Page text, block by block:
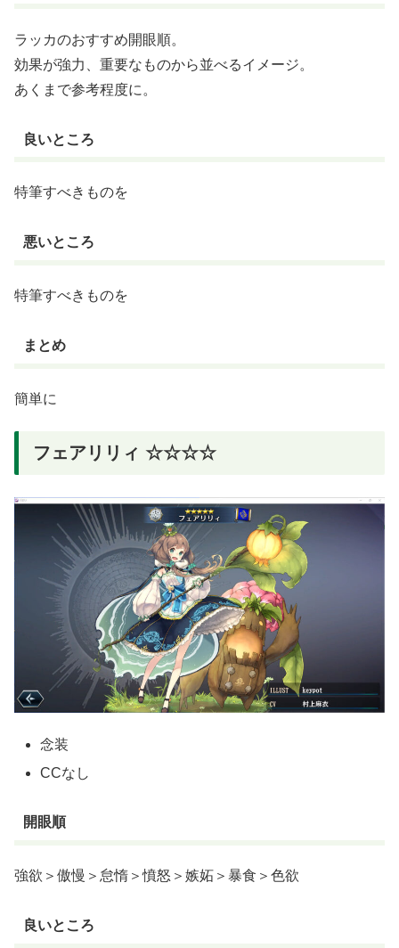
ラッカのおすすめ開眼順。
効果が強力、重要なものから並べるイメージ。
あくまで参考程度に。
良いところ
特筆すべきものを
悪いところ
特筆すべきものを
まとめ
簡単に
フェアリリィ ☆☆☆☆
念装
CCなし
開眼順
強欲＞傲慢＞怠惰＞憤怒＞嫉妬＞暴食＞色欲
良いところ